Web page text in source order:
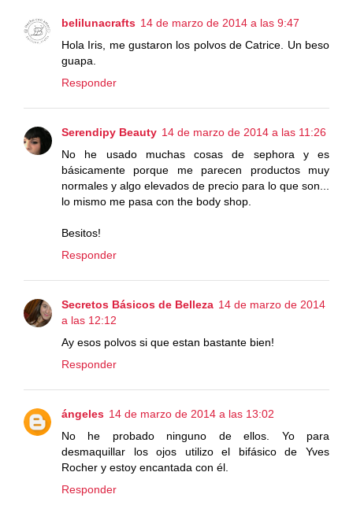
belilunacrafts 14 de marzo de 2014 a las 9:47
Hola Iris, me gustaron los polvos de Catrice. Un beso
guapa.
Responder
Serendipy Beauty 14 de marzo de 2014 a las 11:26
No he usado muchas cosas de sephora y es
básicamente porque me parecen productos muy
normales y algo elevados de precio para lo que son...
lo mismo me pasa con the body shop.
Besitos!
Responder
Secretos Básicos de Belleza 14 de marzo de 2014
a las 12:12
Ay esos polvos si que estan bastante bien!
Responder
ángeles 14 de marzo de 2014 a las 13:02
No he probado ninguno de ellos. Yo para
desmaquillar los ojos utilizo el bifásico de Yves
Rocher y estoy encantada con él.
Responder